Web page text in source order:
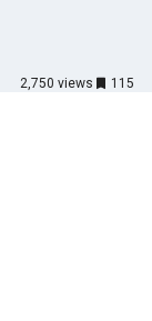
2,750 views 115